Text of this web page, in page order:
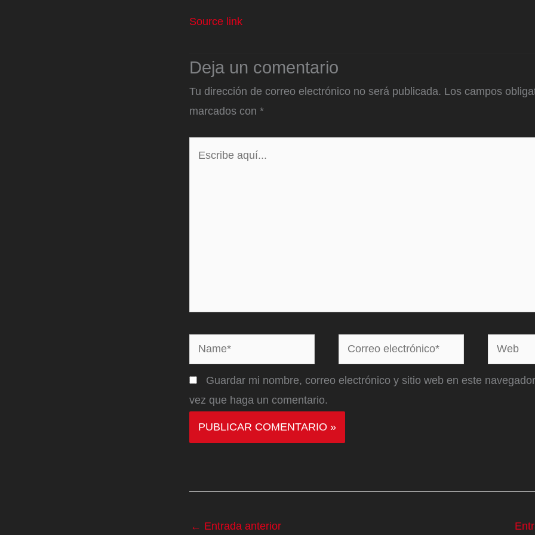
Source link
Deja un comentario
Tu dirección de correo electrónico no será publicada. Los campos
marcados con *
Name*
Correo
electrónico*
Web
Guardar mi nombre, correo electrónico y sitio web en este
vez que haga un comentario.
← Entrada anterior